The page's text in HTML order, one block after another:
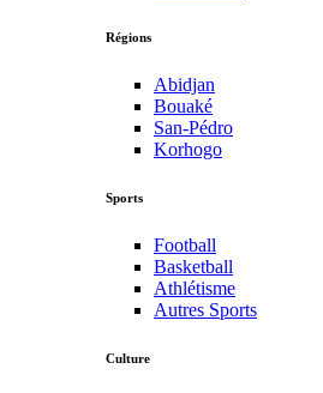
Régions
Abidjan
Bouaké
San-Pédro
Korhogo
Sports
Football
Basketball
Athlétisme
Autres Sports
Culture